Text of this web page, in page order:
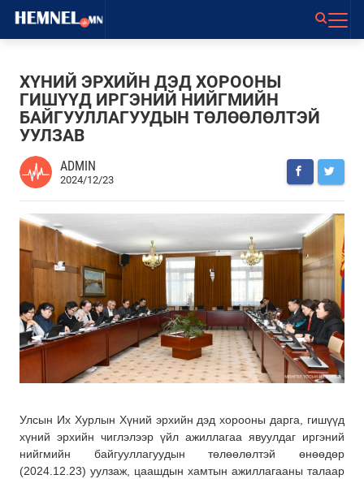
ХҮНИЙ ЭРХИЙН ДЭД ХОРООНЫ
ГИШҮҮД ИРГЭНИЙ НИЙГМИЙН
БАЙГУУЛЛАГУУДЫН ТӨЛӨӨЛӨЛТЭЙ
УУЛЗАВ
ADMIN
2024/12/23
Улсын Их Хурлын Хүний эрхийн дэд хорооны дарга, гишүүд
хүний эрхийн чиглэлээр үйл ажиллагаа явуулдаг иргэний
нийгмийн байгууллагуудын төлөөлөлтэй өнөөдөр
(2024.12.23) уулзаж, цаашдын хамтын ажиллагааны талаар